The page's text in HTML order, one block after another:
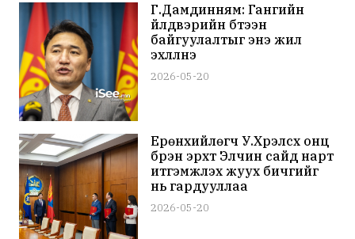
Г.Дамдинням: Гангийн
үйлдвэрийн бүтээн
байгуулалтыг энэ жил
эхлүүлнэ
2026-05-20
Ерөнхийлөгч У.Хүрэлсүх онц
бүрэн эрхт Элчин сайд нарт
итгэмжлэх жуух бичгийг
нь гардууллаа
2026-05-20